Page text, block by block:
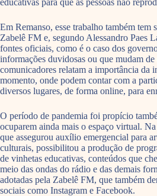
Em Remanso, esse trabalho também tem
Zabelê FM e, segundo Alessandro Paes
fontes oficiais, como é o caso dos
informações duvidosas ou que mudam
comunicadores relatam a importância da
momento, onde podem contar com a
diversos lugares, de forma online, para
O período de pandemia foi propício
ocuparem ainda mais o espaço virtual.
que assegurou auxílio emergencial para
culturais, possibilitou a produção de
de vinhetas educativas, conteúdos que
meio das ondas do rádio e das demais
adotadas pela Zabelê FM, que também
sociais como Instagram e Facebook.